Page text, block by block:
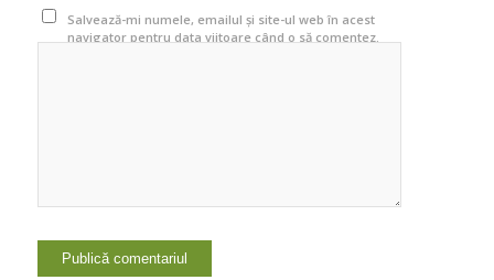
Salvează-mi numele, emailul și site-ul web în acest
navigator pentru data viitoare când o să comentez.